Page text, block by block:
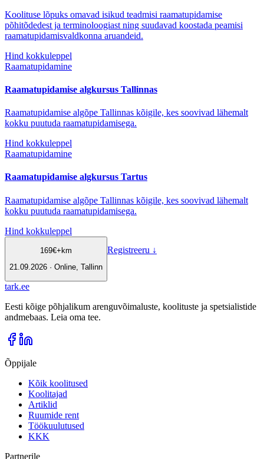
Koolituse lõpuks omavad isikud teadmisi raamatupidamise
põhitõdedest ja terminoloogiast ning suudavad koostada peamisi
raamatupidamisvaldkonna aruandeid.
Hind kokkuleppel
Raamatupidamine
Raamatupidamise algkursus Tallinnas
Raamatupidamise algõpe Tallinnas kõigile, kes soovivad lähemalt
kokku puutuda raamatupidamisega.
Hind kokkuleppel
Raamatupidamine
Raamatupidamise algkursus Tartus
Raamatupidamise algõpe Tallinnas kõigile, kes soovivad lähemalt
kokku puutuda raamatupidamisega.
Hind kokkuleppel
169€+km
21.09.2026 · Online, Tallinn
Registreeru ↓
tark.ee
Eesti kõige põhjalikum arenguvõimaluste, koolituste ja spetsialistide
andmebaas. Leia oma tee.
Õppijale
Kõik koolitused
Koolitajad
Artiklid
Ruumide rent
Töökuulutused
KKK
Partnerile